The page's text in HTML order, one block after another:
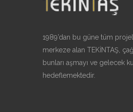
1989’dan bu güne tüm
merkeze alan TEKİNTAŞ,
bunları aşmayı ve gelecek
hedeflemektedir.